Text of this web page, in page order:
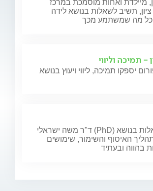
מיילדת ואחות מוסמכת במרכז
ציון, תשיב לשאלות בנושא לידה
כל מה שמשתמע מכך
- תמיכה וליווי
יספקו תמיכה, ליווי ויעוץ בנושא
ד"ר משה ישראלי (PhD) ישיב על שאלות בנושא
האיסוף והשימור, שימושים
בהווה ובעתיד